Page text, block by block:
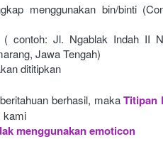
menggunakan bin/binti
( contoh: Jl. Ngablak Indah II
Jawa Tengah)
dititipkan
berhasil, maka Titipan
kami
menggunakan emoticon